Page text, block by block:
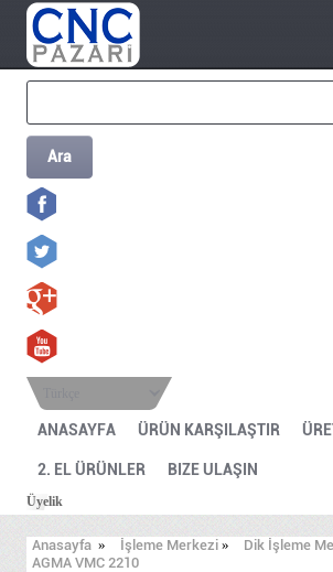
Ara
ANASAYFA ÜRÜN KARŞILAŞTIR
2. EL ÜRÜNLER BIZE ULAŞIN
Üyelik
Anasayfa » İşleme Merkezi » Dik İşleme
AGMA VMC 2210